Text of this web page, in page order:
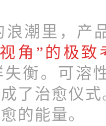
潮里，产
角”的极致
失衡。可溶
了治愈仪
的能量。